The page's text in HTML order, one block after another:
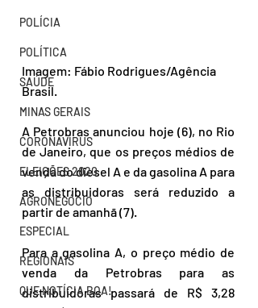
POLÍCIA
POLÍTICA
SAÚDE
MINAS GERAIS
CORONAVÍRUS
ELEIÇÕES 2020
AGRONEGÓCIO
ESPECIAL
REGIONAIS
QUE NOTÍCIA BOA!
Imagem: Fábio Rodrigues/Agência
Brasil.
A Petrobras anunciou hoje (6), no Rio
de Janeiro, que os preços médios de
venda do diesel A e da gasolina A para
as distribuidoras será reduzido a
partir de amanhã (7).
Para a gasolina A, o preço médio de
venda da Petrobras para as
distribuidoras passará de R$ 3,28